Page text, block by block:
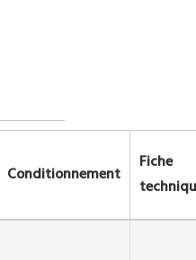
Conditionnement
Fiche